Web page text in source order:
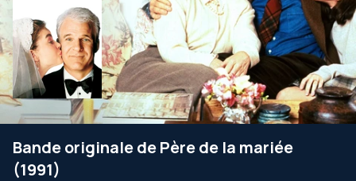
Bande originale de Père de la mariée
(1991)